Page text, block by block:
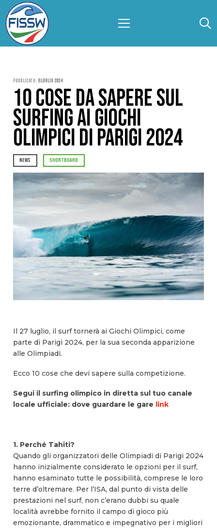
Pubblicato: 8 Luglio 2024
10 COSE DA SAPERE SUL
SURFING AI GIOCHI
OLIMPICI DI PARIGI 2024
NEWS SHORTBOARD
Il 27 luglio, il surf tornerà ai Giochi Olimpici, come
parte di Parigi 2024, per la sua seconda apparizione
alle Olimpiadi.
Ecco 10 cose che devi sapere sulla competizione.
Segui il surfing olimpico in diretta sul tuo canale
locale ufficiale: dove guardare le gare link
1. Perché Tahiti?
Quando gli organizzatori delle Olimpiadi di Parigi 2024
hanno inizialmente considerato le opzioni per il surf,
hanno esaminato tutte le possibilità, comprese le loro
terre d’oltremare. Per l’ISA, dal punto di vista delle
prestazioni nel surf, non c’erano dubbi su quale
località avrebbe fornito il campo di gioco più
emozionante, drammatico e impegnativo per i migliori